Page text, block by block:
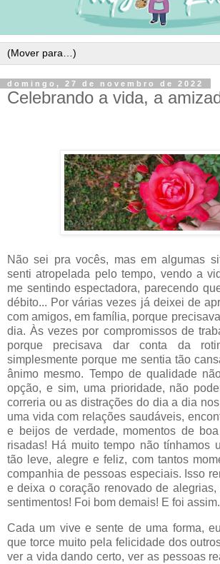
domingo, 27 de novembro de 2022
Celebrando a vida, a
Não sei pra vocês, mas em algumas
senti atropelada pelo tempo, vendo a
me sentindo espectadora, parecendo
débito... Por várias vezes já deixei de
com amigos, em família, porque
dia. Às vezes por compromissos de
porque precisava dar conta da
simplesmente porque me sentia tão
ânimo mesmo. Tempo de qualidade
opção, e sim, uma prioridade, não
correria ou as distrações do dia a dia
uma vida com relações saudáveis,
e beijos de verdade, momentos de
risadas! Há muito tempo não tínhamos
tão leve, alegre e feliz, com tantos
companhia de pessoas especiais. Isso
e deixa o coração renovado de
sentimentos! Foi bom demais! E foi
Cada um vive e sente de uma forma,
que torce muito pela felicidade dos
ver a vida dando certo, ver as pessoas